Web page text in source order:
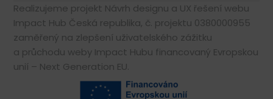
Realizujeme projekt Návrh designu a UX řešení webu
Impact Hub Česká republika, č. projektu 0380000955
zaměřený na zlepšení uživatelského zážitku
a průchodu weby Impact Hubu financovaný Evropskou
unií – Next Generation EU.